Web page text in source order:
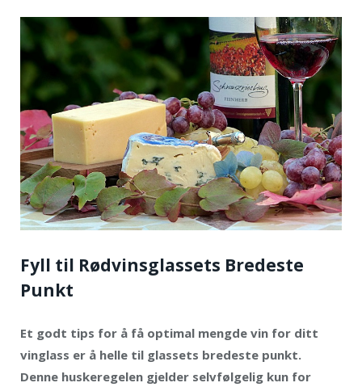
Fyll til Rødvinsglassets Bredeste
Punkt
Et godt tips for å få optimal mengde vin for ditt
vinglass er å helle til glassets bredeste punkt.
Denne huskeregelen gjelder selvfølgelig kun for